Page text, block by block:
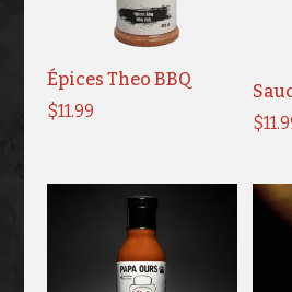
Épices Theo BBQ
$11.99
$